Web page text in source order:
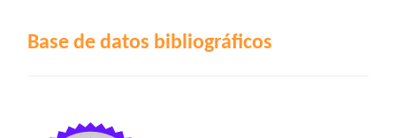
Base de datos bibliográficos